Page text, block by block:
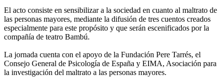
El acto consiste en sensibilizar a la sociedad en cuanto al maltrato de
las personas mayores, mediante la difusión de tres cuentos creados
especialmente para este propósito y que serán escenificados por la
compañía de teatro Bambú.
La jornada cuenta con el apoyo de la Fundación Pere Tarrés, el
Consejo General de Psicología de España y EIMA, Asociación para
la investigación del maltrato a las personas mayores.